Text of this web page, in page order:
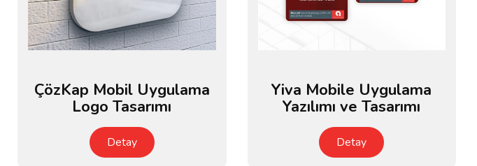
ÇözKap Mobil Uygulama
Logo Tasarımı
Detay
Yiva Mobile Uygulama
Yazılımı ve Tasarımı
Detay